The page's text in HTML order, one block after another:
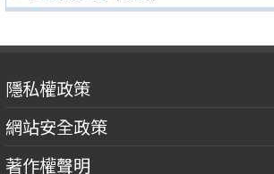
隱私權政策
網站安全政策
著作權聲明